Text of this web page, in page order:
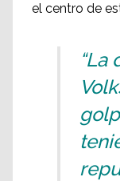
el centro de
“La